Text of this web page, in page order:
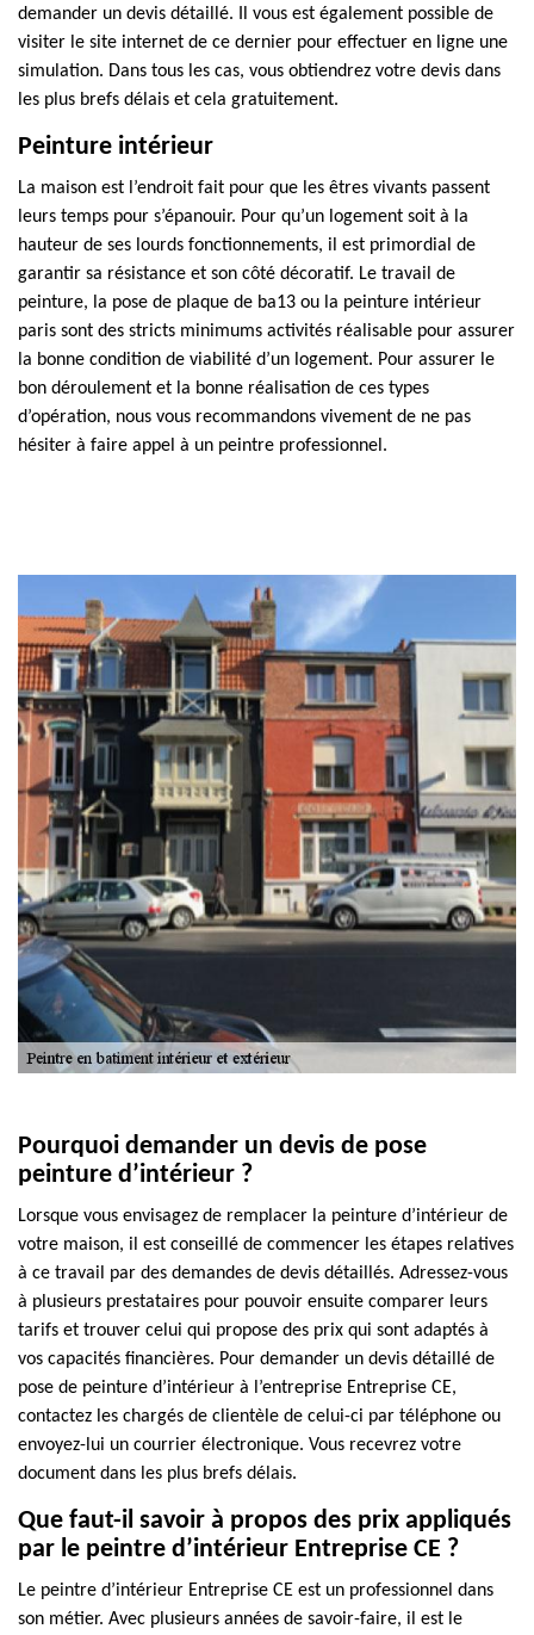
demander un devis détaillé. Il vous est également possible de
visiter le site internet de ce dernier pour effectuer en ligne une
simulation. Dans tous les cas, vous obtiendrez votre devis dans
les plus brefs délais et cela gratuitement.
Peinture intérieur
La maison est l’endroit fait pour que les êtres vivants passent
leurs temps pour s’épanouir. Pour qu’un logement soit à la
hauteur de ses lourds fonctionnements, il est primordial de
garantir sa résistance et son côté décoratif. Le travail de
peinture, la pose de plaque de ba13 ou la peinture intérieur
paris sont des stricts minimums activités réalisable pour assurer
la bonne condition de viabilité d’un logement. Pour assurer le
bon déroulement et la bonne réalisation de ces types
d’opération, nous vous recommandons vivement de ne pas
hésiter à faire appel à un peintre professionnel.
Pourquoi demander un devis de pose
peinture d’intérieur ?
Lorsque vous envisagez de remplacer la peinture d’intérieur de
votre maison, il est conseillé de commencer les étapes relatives
à ce travail par des demandes de devis détaillés. Adressez-vous
à plusieurs prestataires pour pouvoir ensuite comparer leurs
tarifs et trouver celui qui propose des prix qui sont adaptés à
vos capacités financières. Pour demander un devis détaillé de
pose de peinture d’intérieur à l’entreprise Entreprise CE,
contactez les chargés de clientèle de celui-ci par téléphone ou
envoyez-lui un courrier électronique. Vous recevrez votre
document dans les plus brefs délais.
Que faut-il savoir à propos des prix appliqués
par le peintre d’intérieur Entreprise CE ?
Le peintre d’intérieur Entreprise CE est un professionnel dans
son métier. Avec plusieurs années de savoir-faire, il est le